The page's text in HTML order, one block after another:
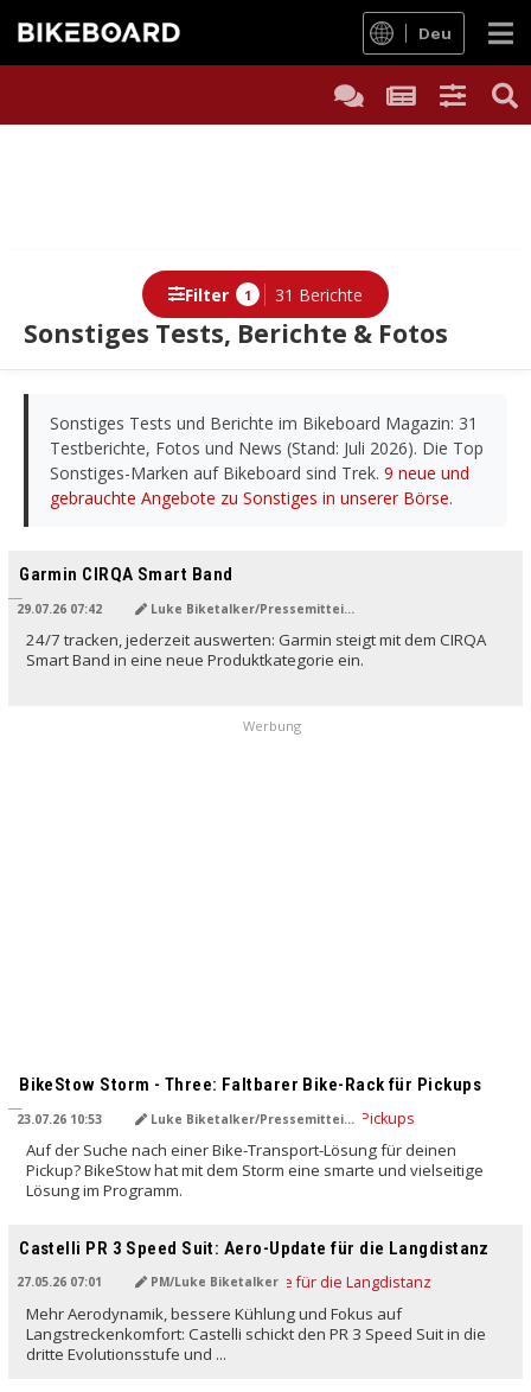
Deu
Sonstiges Tests, Berichte & Fotos
Filter 1 31 Berichte
Berichte
Sonstiges Tests und Berichte im Bikeboard Magazin: 31
Testberichte, Fotos und News (Stand: Juli 2026). Die Top
Sonstiges-Marken auf Bikeboard sind Trek. 9 neue und
gebrauchte Angebote zu Sonstiges in unserer Börse.
Garmin CIRQA Smart Band
29.07.26 07:42 Luke Biketalker/Pressemitteilung
24/7 tracken, jederzeit auswerten: Garmin steigt mit dem CIRQA
Smart Band in eine neue Produktkategorie ein.
Werbung
BikeStow Storm - Three: Faltbarer Bike-Rack für Pickups
23.07.26 10:53 Luke Biketalker/Pressemitteilung
Auf der Suche nach einer Bike-Transport-Lösung für deinen
Pickup? BikeStow hat mit dem Storm eine smarte und vielseitige
Lösung im Programm.
Castelli PR 3 Speed Suit: Aero-Update für die Langdistanz
27.05.26 07:01 PM/Luke Biketalker
Mehr Aerodynamik, bessere Kühlung und Fokus auf
Langstreckenkomfort: Castelli schickt den PR 3 Speed Suit in die
dritte Evolutionsstufe und ...